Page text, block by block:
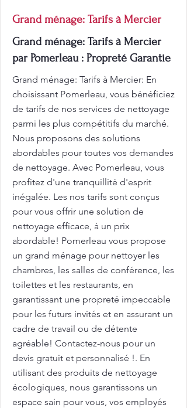
Grand ménage: Tarifs à Mercier
Grand ménage: Tarifs à Mercier
par Pomerleau : Propreté Garantie
Grand ménage: Tarifs à Mercier: En
choisissant Pomerleau, vous bénéficiez
de tarifs de nos services de nettoyage
parmi les plus compétitifs du marché.
Nous proposons des solutions
abordables pour toutes vos demandes
de nettoyage. Avec Pomerleau, vous
profitez d'une tranquillité d'esprit
inégalée. Les nos tarifs sont conçus
pour vous offrir une solution de
nettoyage efficace, à un prix
abordable! Pomerleau vous propose
un grand ménage pour nettoyer les
chambres, les salles de conférence, les
toilettes et les restaurants, en
garantissant une propreté impeccable
pour les futurs invités et en assurant un
cadre de travail ou de détente
agréable! Contactez-nous pour un
devis gratuit et personnalisé !. En
utilisant des produits de nettoyage
écologiques, nous garantissons un
espace sain pour vous, vos employés